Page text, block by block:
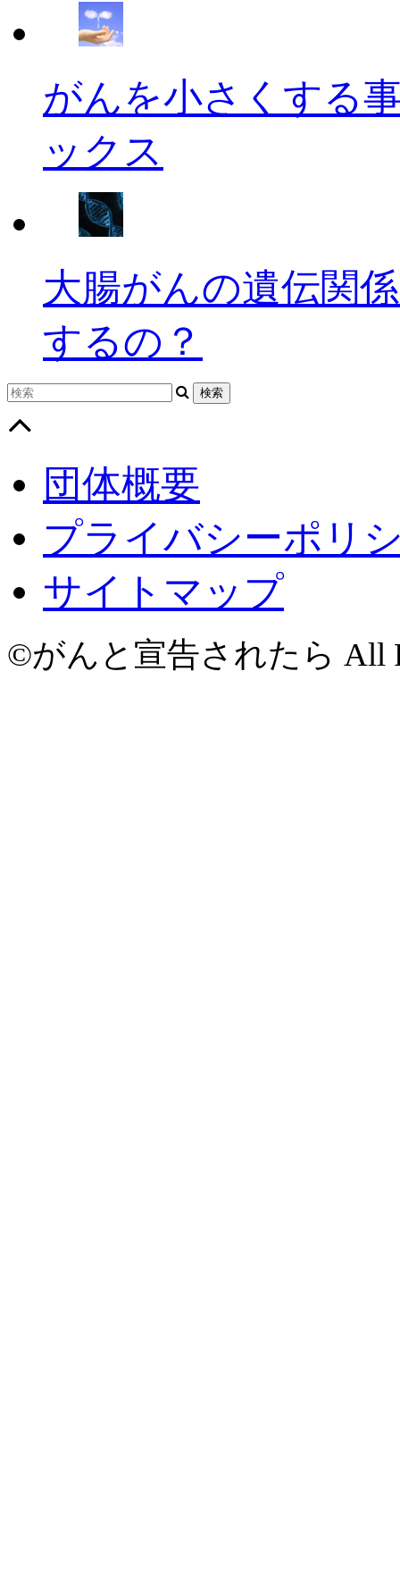
がんを小さくする
ックス
大腸がんの遺伝関
するの？
団体概要
プライバシーポリ
サイトマップ
©がんと宣告されたら All